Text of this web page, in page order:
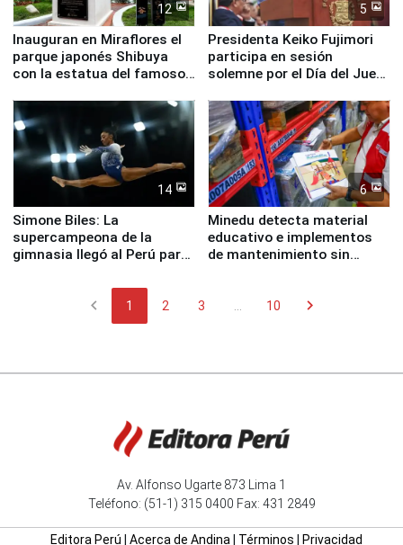
12
Inauguran en Miraflores el
parque japonés Shibuya
con la estatua del famoso
5
Presidenta Keiko Fujimori
participa en sesión
solemne por el Día del Juez
14
Simone Biles: La
supercampeona de la
gimnasia llegó al Perú para
Panamericanos Lima 2027
6
Minedu detecta material
educativo e implementos
de mantenimiento sin
chevron_left 1 2 3 10 chevron_right
Av. Alfonso Ugarte 873 Lima 1
Teléfono: (51-1) 315 0400 Fax: 431 2849
Editora Perú Acerca de Andina| Términos Privacidad